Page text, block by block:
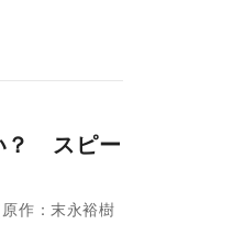
？ スピー
作：末永裕樹